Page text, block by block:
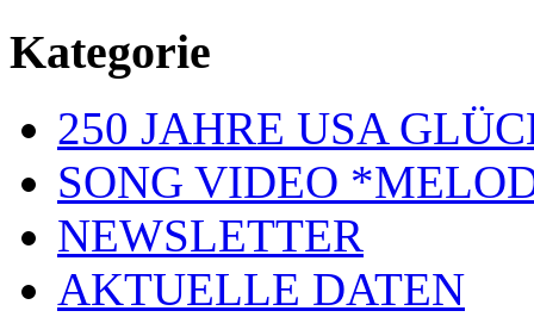
Kategorie
250 JAHRE USA
SONG VIDEO
NEWSLETTER
AKTUELLE DATEN